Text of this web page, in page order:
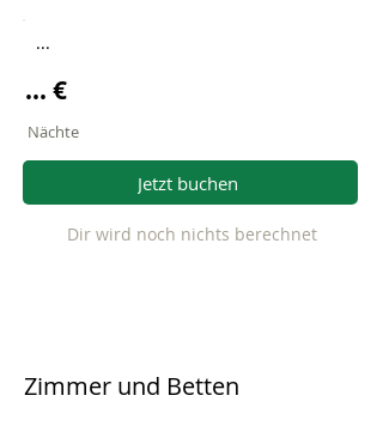
...
... €
Nächte
Jetzt buchen
Dir wird noch nichts berechnet
Zimmer und Betten